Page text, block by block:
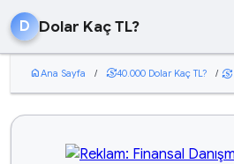
D Dolar Kaç TL?
homeAna Sayfa / currency_exchange40.000 Dolar Kaç TL? / currency_exchange